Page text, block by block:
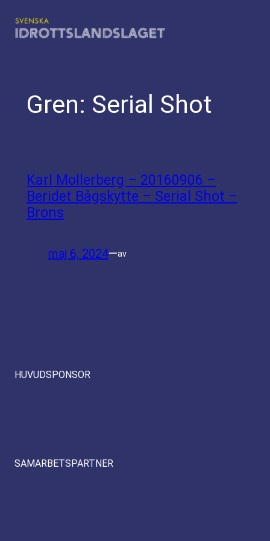
till
Gren: Serial Shot
Karl Mollerberg – 20160906 –
Beridet Bågskytte – Serial Shot –
Brons
maj 6, 2024—av
HUVUDSPONSOR
SAMARBETSPARTNER